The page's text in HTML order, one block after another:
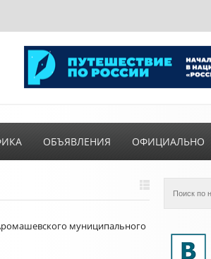
ОБЪЯВЛЕНИЯ ОФИЦИАЛЬНО
муниципального